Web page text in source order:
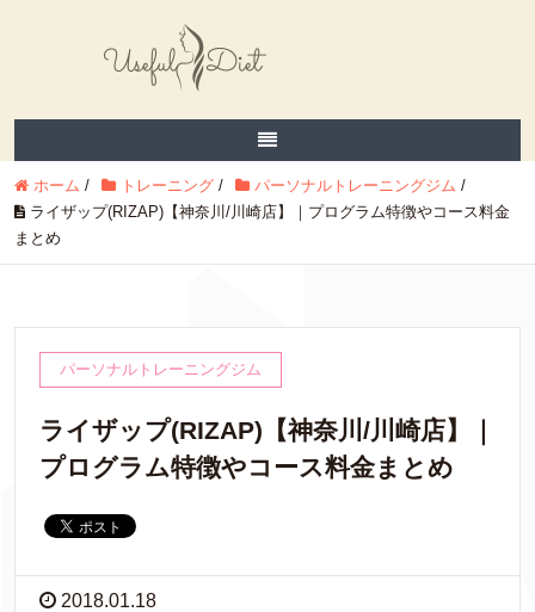
ホーム / トレーニング / パーソナルトレーニングジム /
ライザップ(RIZAP)【神奈川/川崎店】｜プログラム特徴やコース料金
まとめ
パーソナルトレーニングジム
ライザップ(RIZAP)【神奈川/川崎店】｜
プログラム特徴やコース料金まとめ
2018.01.18